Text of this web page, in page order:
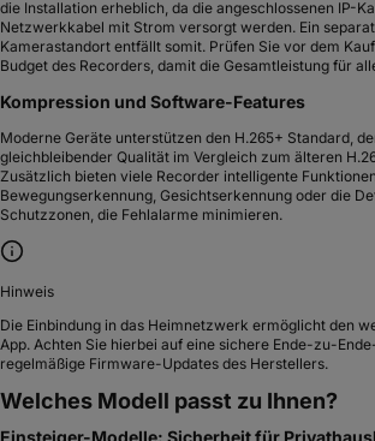
die Installation erheblich, da die angeschlossenen IP-
Netzwerkkabel mit Strom versorgt werden. Ein
Kamerastandort entfällt somit. Prüfen Sie vor dem
Budget des Recorders, damit die Gesamtleistung für
Kompression und Software-Features
Moderne Geräte unterstützen den H.265+ Standard,
gleichbleibender Qualität im Vergleich zum älteren
Zusätzlich bieten viele Recorder intelligente
Bewegungserkennung, Gesichtserkennung oder die
Schutzzonen, die Fehlalarme minimieren.
Hinweis
Die Einbindung in das Heimnetzwerk ermöglicht den
App. Achten Sie hierbei auf eine sichere Ende-zu-
regelmäßige Firmware-Updates des Herstellers.
Welches Modell passt zu Ihnen?